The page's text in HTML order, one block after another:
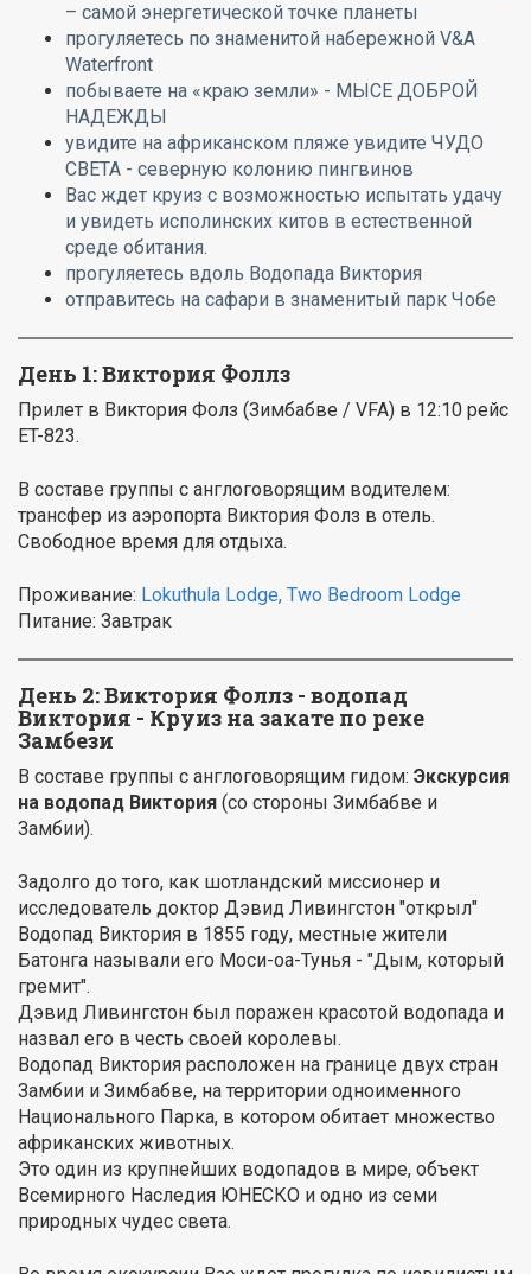
– самой энергетической точке планеты
прогуляетесь по знаменитой набережной V&A
Waterfront
побываете на «краю земли» - МЫСЕ ДОБРОЙ
НАДЕЖДЫ
увидите на африканском пляже увидите ЧУДО
СВЕТА - северную колонию пингвинов
Вас ждет круиз с возможностью испытать удачу
и увидеть исполинских китов в естественной
среде обитания.
прогуляетесь вдоль Водопада Виктория
отправитесь на сафари в знаменитый парк Чобе
День 1:Виктория Фоллз
Прилет в Виктория Фолз (Зимбабве / VFA) в 12:10 рейс
ET-823.
В составе группы с англоговорящим водителем:
трансфер из аэропорта Виктория Фолз в отель.
Свободное время для отдыха.
Проживание: Lokuthula Lodge, Two Bedroom Lodge
Питание: Завтрак
День 2:Виктория Фоллз - водопад
Виктория - Круиз на закате по реке
Замбези
В составе группы с англоговорящим гидом: Экскурсия
на водопад Виктория (со стороны Зимбабве и
Замбии).
Задолго до того, как шотландский миссионер и
исследователь доктор Дэвид Ливингстон "открыл"
Водопад Виктория в 1855 году, местные жители
Батонга называли его Моси-оа-Тунья - "Дым, который
гремит".
Дэвид Ливингстон был поражен красотой водопада и
назвал его в честь своей королевы.
Водопад Виктория расположен на границе двух стран
Замбии и Зимбабве, на территории одноименного
Национального Парка, в котором обитает множество
африканских животных.
Это один из крупнейших водопадов в мире, объект
Всемирного Наследия ЮНЕСКО и одно из семи
природных чудес света.